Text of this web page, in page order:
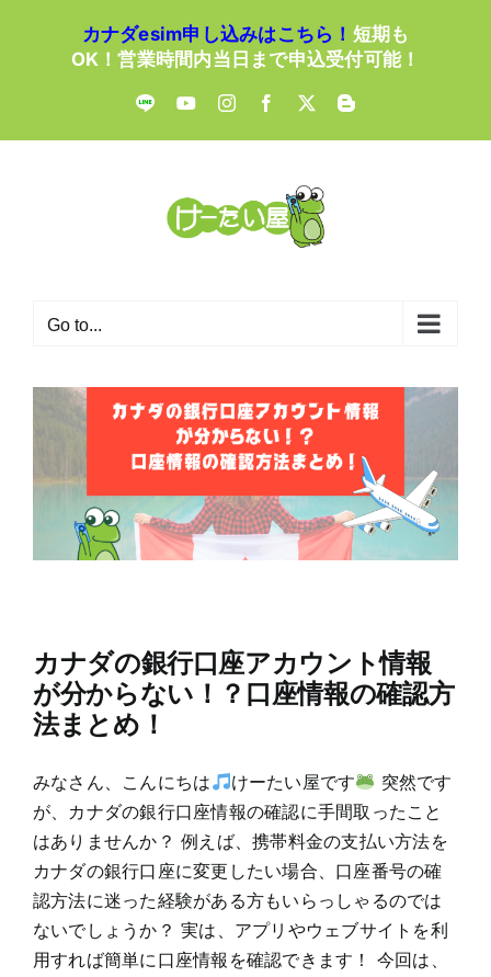
カナダesim申し込みはこちら！ 短期も
OK！営業時間内当日まで申込受付可能！
LINE YouTubeInstagramFacebook
X Blogger
Go to...
カナダの銀行口座アカウント情報
が分からない！？口座情報の確認方
法まとめ！
みなさん、こんにちは けーたい屋です
突然です
が、カナダの銀行口座情報の確認に手間取ったこと
はありませんか？ 例えば、携帯料金の支払い方法を
カナダの銀行口座に変更したい場合、口座番号の確
認方法に迷った経験がある方もいらっしゃるのでは
ないでしょうか？ 実は、アプリやウェブサイトを利
用すれば簡単に口座情報を確認できます！ 今回は、